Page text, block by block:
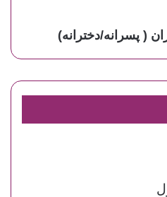
( پسرانه/دخترانه)